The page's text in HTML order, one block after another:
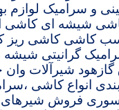
و سرامیک لوازم
شیشه ای کاشی
کاشی کاشی ریز
گرانیتی
شیرآلات
انواع کاشی
فروش